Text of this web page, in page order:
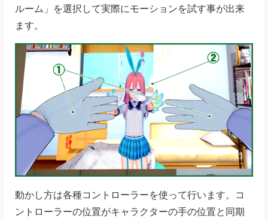
ルーム」を選択して実際にモーションを試す事が出来
ます。
動かし方は各種コントローラーを使って行います。コ
ントローラーの位置がキャラクターの手の位置と同期